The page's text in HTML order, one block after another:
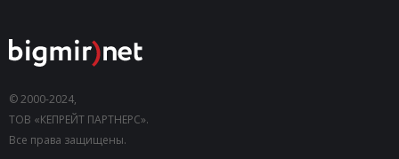
© 2000-2024,
ТОВ «КЕПРЕЙТ ПАРТНЕРС».
Все права защищены.